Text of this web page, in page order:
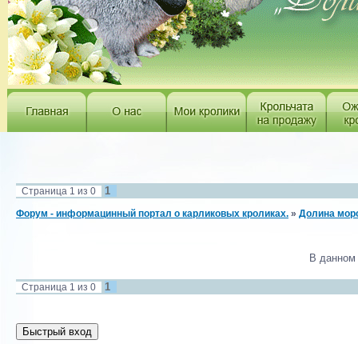
Страница 1 из 0 1
Форум - информацинный портал о карликовых кроликах. » Долина
В
Страница 1 из 0 1